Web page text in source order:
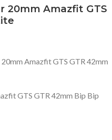
20mm Amazfit GTS
Amazfit GTS GTR 42mm
GTS GTR 42mm Bip Bip